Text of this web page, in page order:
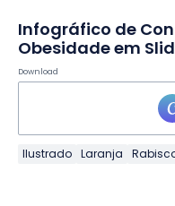
Infográfico de
Obesidade em
Download
Ilustrado Laranja